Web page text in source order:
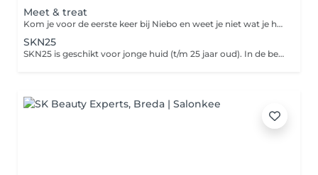
Meet & treat
Kom je voor de eerste keer bij Niebo en weet je niet wat je huid nodig heeft? Dan is Meet & treat voor jou. We bespreken jouw wensen, huidverzorging en eventuele huidproblemen. Tijdens deze persoonlijke gezichtsbehandeling wordt je huid eerst geanalyseerd. Er wordt gekeken naar huidtype, conditie en eventuele huidproblemen zoals onzuiverheden, droogte of gevoeligheid. Op basis van deze analyse wordt de behandeling volledig op maat samengesteld. De behandeling bestaat uit: - reiniging en milde scrub - verwijderen van onzuiverheden - verzorgende dagcrème en eventueel advies voor thuiszorg Omdat elke huid anders is en continu verandert, is geen behandeling hetzelfde. Je huid krijgt precies wat ze nodig heeft op dat moment. Extra module: wenkbrauwen verzorging / harsen bovenlip / harsen kin
SKN25
SKN25 is geschikt voor jonge huid (t/m 25 jaar oud). In de behandeling worden gebruikt producten gemaakt van natuurlijke ingrediënten. Combinatie van de producten zorgt voor zuivere en gehydrateerde huid met gezonde en frisse uitstraling.